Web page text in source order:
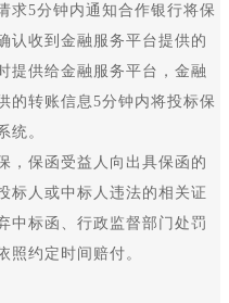
求5分钟内通知合作银行将保
认收到金融服务平台提供的
提供给金融服务平台，金融
的转账信息5分钟内将投标保
统。
保函受益人向出具保函的
标人或中标人违法的相关证
中标函、行政监督部门处罚
照约定时间赔付。